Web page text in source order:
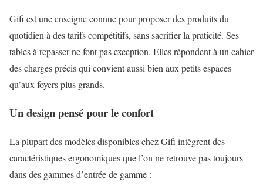
Gifi est une enseigne connue pour proposer des produits du
quotidien à des tarifs compétitifs, sans sacrifier la praticité. Ses
tables à repasser ne font pas exception. Elles répondent à un cahier
des charges précis qui convient aussi bien aux petits espaces
qu’aux foyers plus grands.
Un design pensé pour le confort
La plupart des modèles disponibles chez Gifi intègrent des
caractéristiques ergonomiques que l’on ne retrouve pas toujours
dans des gammes d’entrée de gamme :